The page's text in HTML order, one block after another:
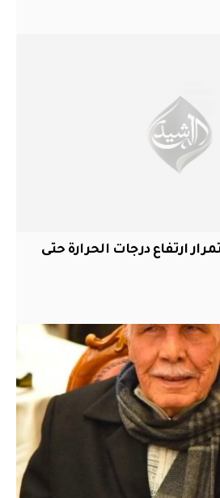
ارتفاع درجات الحرارة حتى